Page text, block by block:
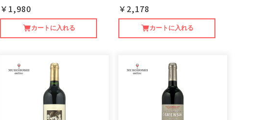
￥1,980
カートに入れる
￥2,178
カートに入れる